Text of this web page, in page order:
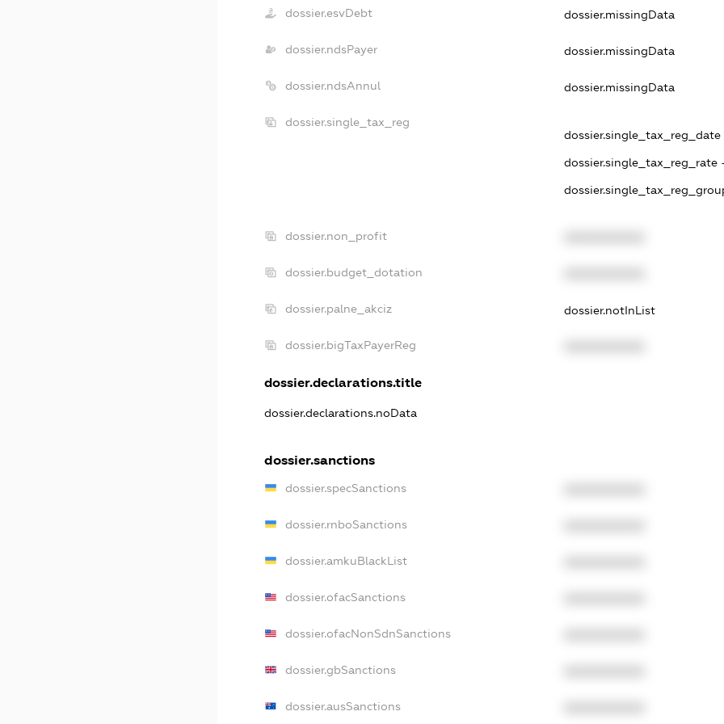
dossier.esvDebt dossier.missingData
dossier.ndsPayer dossier.missingData
dossier.ndsAnnul dossier.missingData
dossier.single_tax_reg
dossier.single_tax_reg_date
dossier.single_tax_reg_rate
dossier.non_profit
dossier.budget_dotation
dossier.palne_akciz dossier.notInList
dossier.bigTaxPayerReg
dossier.declarations.title
dossier.declarations.noData
dossier.sanctions
dossier.specSanctions
dossier.rnboSanctions
dossier.amkuBlackList
dossier.ofacSanctions
dossier.ofacNonSdnSanctions
dossier.gbSanctions
dossier.ausSanctions